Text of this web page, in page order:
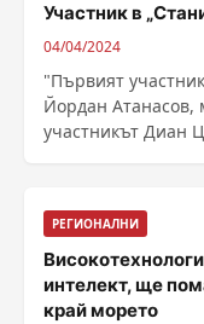
Участник в
04/04/2024
"Първият
Йордан Атанасов,
участникът Диан
РЕГИОНАЛНИ
интелект, ще
край морето